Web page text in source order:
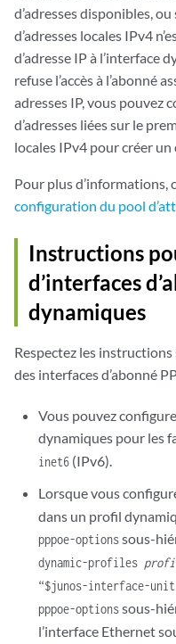
d’adresses disponibles,
d’adresses locales IPv4
d’adresse IP à l’interface
refuse l’accès à l’abonné
adresses IP, vous pouvez
d’adresses liées sur le
locales IPv4 pour créer un
Pour plus d’informations,
configuration du pool
Instructions
d’interfaces
dynamiques
Respectez les
des interfaces d’abonné
Vous pouvez
dynamiques pour les
inet6 (IPv6).
Lorsque vous
dans un profil
pppoe-optionssous-
dynamic-profiles
“$junos-interface-
pppoe-optionssous-
l’interface Ethernet